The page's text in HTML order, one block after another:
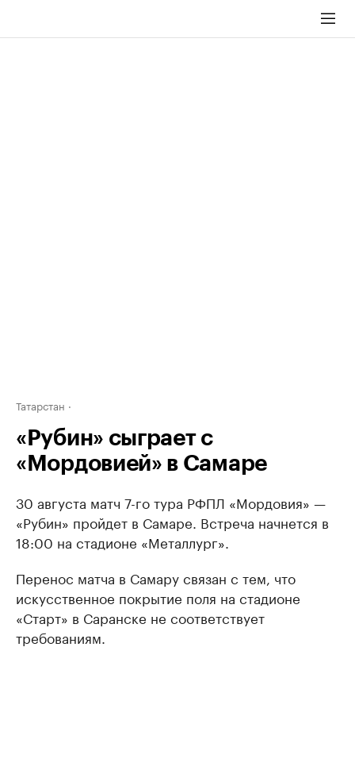
Татарстан
«Рубин» сыграет с
«Мордовией» в Самаре
30 августа матч 7-го тура РФПЛ «Мордовия» —
«Рубин» пройдет в Самаре. Встреча начнется в
18:00 на стадионе «Металлург».
Перенос матча в Самару связан с тем, что
искусственное покрытие поля на стадионе
«Старт» в Саранске не соответствует
требованиям.